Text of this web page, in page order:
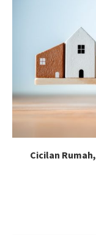
Cicilan